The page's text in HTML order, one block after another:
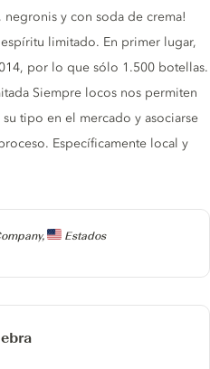
Estados
y con soda de crema!
limitado. En primer lugar,
por lo que sólo 1.500 botellas.
Siempre locos nos permiten
tipo en el mercado y asociarse
Específicamente local y